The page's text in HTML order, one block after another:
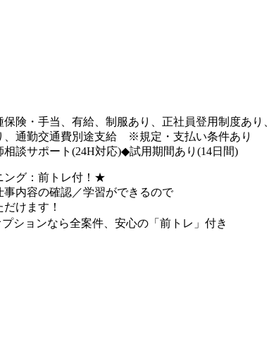
保険・手当、有給、制服あり、正社員登用制度あり
、通勤交通費別途支給 ※規定・支払い条件あり
談サポート(24H対応)◆試用期間あり(14日間)
ング：前トレ付！★
事内容の確認／学習ができるので
けます！
ションなら全案件、安心の「前トレ」付き